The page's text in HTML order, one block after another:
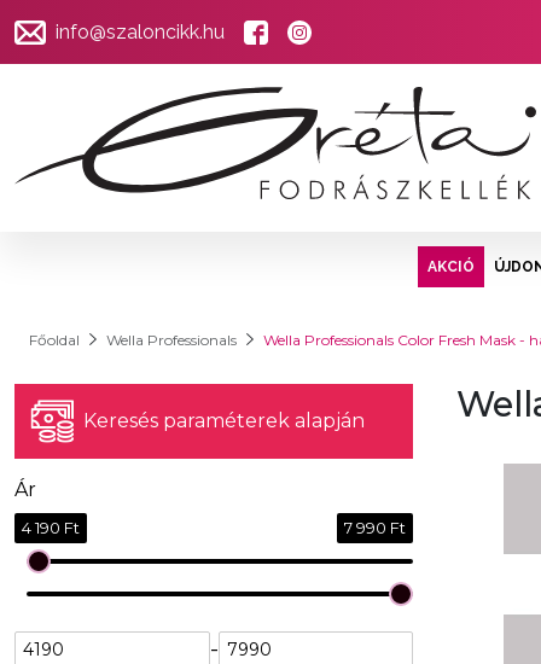
info@szaloncikk.hu
AKCIÓ
Főoldal Wella Professionals Wella Professionals Color Fresh Mask -
Keresés paraméterek alapján
Ár
4 190 Ft 7 990 Ft
-